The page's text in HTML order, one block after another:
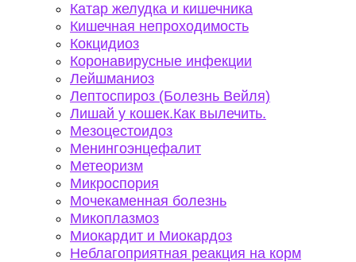
Катар желудка и кишечника
Кишечная непроходимость
Кокцидиоз
Коронавирусные инфекции
Лейшманиоз
Лептоспироз (Болезнь Вейля)
Лишай у кошек.Как вылечить.
Мезоцестоидоз
Менингоэнцефалит
Метеоризм
Микроспория
Мочекаменная болезнь
Микоплазмоз
Миокардит и Миокардоз
Неблагоприятная реакция на корм